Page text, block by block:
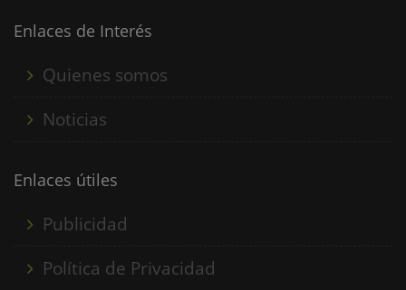
investigación de mercados, logística, recursos humanos…
Enlaces de Interés
Quienes somos
Noticias
Enlaces útiles
Publicidad
Política de Privacidad